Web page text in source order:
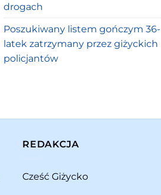
drogach
Poszukiwany listem gończym 36-
latek zatrzymany przez giżyckich
policjantów
REDAKCJA
Cześć Giżycko